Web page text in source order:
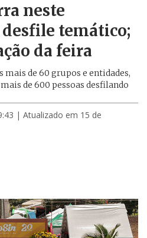
neste
temático;
da feira
de 60 grupos e entidades,
de 600 pessoas desfilando
| Atualizado em 15 de